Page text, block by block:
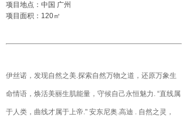
项目地点：中国 广州
项目面积：120㎡
伊丝诺，发现自然之美.探索自然万物之道，还原万象生
命情语，焕活美丽生肌能量，守候自己永恒魅力. “直线属
于人类，曲线才属于上帝." 安东尼奥.高迪 . 自然之灵，